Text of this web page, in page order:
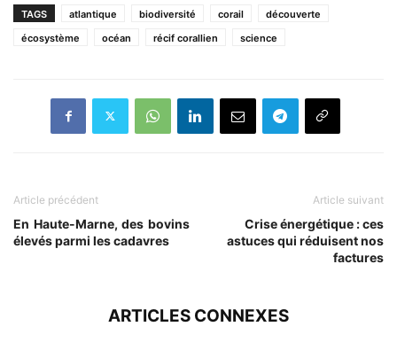
TAGS atlantique biodiversité corail
découverte
écosystème
océan récif corallien science
Article précédent
En Haute-Marne, des bovins
élevés parmi les cadavres
Article suivant
Crise énergétique : ces
astuces qui réduisent nos
factures
ARTICLES CONNEXES